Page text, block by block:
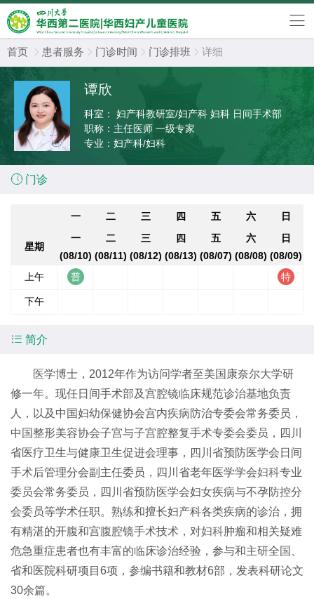
首页  患者服务  门诊时间  门诊排班  详细
谭欣
科室：
妇产科教研室/妇产科 妇科 日间手术部
职称： 主任医师 一级专家
专业： 妇产科/妇科
 门诊
一 二 三 四 五 六 日
星期
一
(08/10)
二
(08/11)
三
(08/12)
四
(08/13)
五
(08/07)
六
(08/08)
日
(08/09)
上午
下午
 简介
医学博士，2012年作为访问学者至美国康奈尔大学研
修一年。现任日间手术部及宫腔镜临床规范诊治基地负责
人，以及中国妇幼保健协会宫内疾病防治专委会常务委员，
中国整形美容协会子宫与子宫腔整复手术专委会委员，四川
省医疗卫生与健康卫生促进会理事，四川省预防医学会日间
手术后管理分会副主任委员，四川省老年医学学会妇科专业
委员会常务委员，四川省预防医学会妇女疾病与不孕防控分
会委员等学术任职。熟练和擅长妇产科各类疾病的诊治，拥
有精湛的开腹和宫腹腔镜手术技术，对妇科肿瘤和相关疑难
危急重症患者也有丰富的临床诊治经验，参与和主研全国、
省和医院科研项目6项，参编书籍和教材6部，发表科研论文
30余篇。